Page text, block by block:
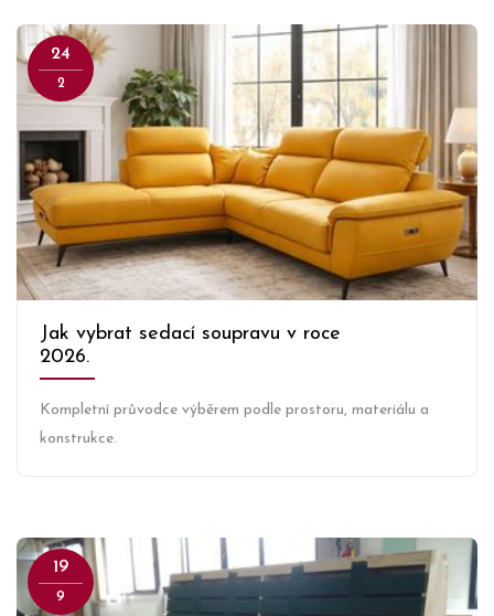
24
2
Jak vybrat sedací soupravu v roce
2026.
Kompletní průvodce výběrem podle prostoru, materiálu a
konstrukce.
19
9